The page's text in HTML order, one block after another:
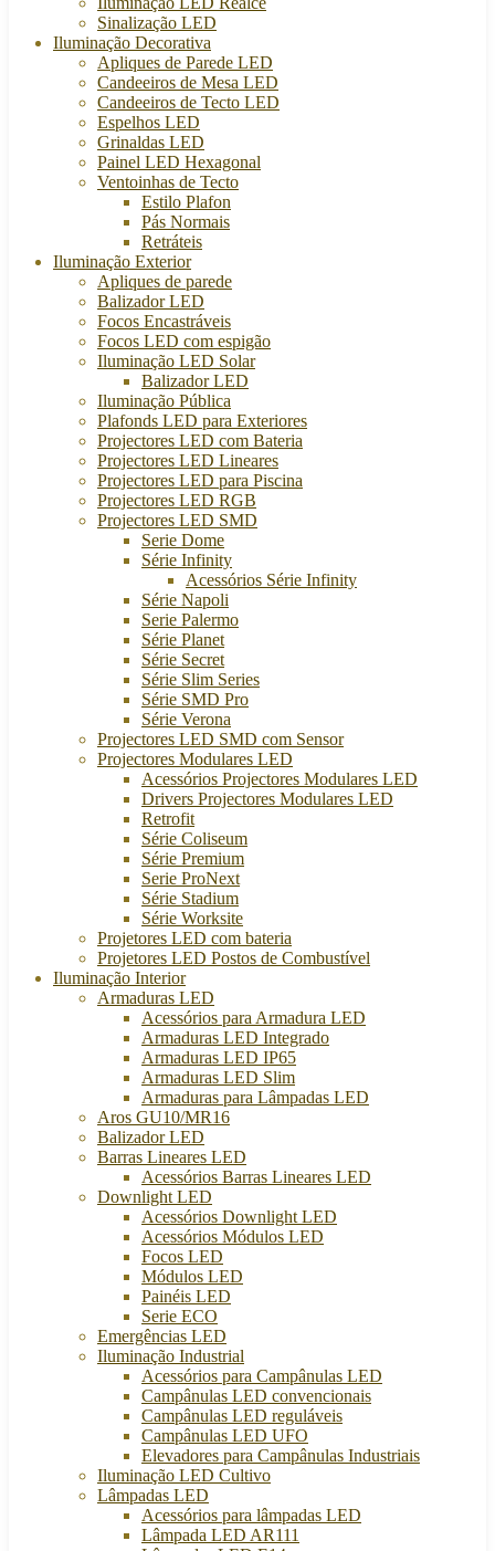
Sinalização LED
Iluminação Decorativa
Apliques de Parede LED
Candeeiros de Mesa LED
Candeeiros de Tecto LED
Espelhos LED
Grinaldas LED
Painel LED Hexagonal
Ventoinhas de Tecto
Estilo Plafon
Pás Normais
Retráteis
Iluminação Exterior
Apliques de parede
Balizador LED
Focos Encastráveis
Focos LED com espigão
Iluminação LED Solar
Balizador LED
Iluminação Pública
Plafonds LED para Exteriores
Projectores LED com Bateria
Projectores LED Lineares
Projectores LED para Piscina
Projectores LED RGB
Projectores LED SMD
Serie Dome
Série Infinity
Acessórios Série Infinity
Série Napoli
Serie Palermo
Série Planet
Série Secret
Série Slim Series
Série SMD Pro
Série Verona
Projectores LED SMD com Sensor
Projectores Modulares LED
Acessórios Projectores Modulares LED
Drivers Projectores Modulares LED
Retrofit
Série Coliseum
Série Premium
Serie ProNext
Série Stadium
Série Worksite
Projetores LED com bateria
Projetores LED Postos de Combustível
Iluminação Interior
Armaduras LED
Acessórios para Armadura LED
Armaduras LED Integrado
Armaduras LED IP65
Armaduras LED Slim
Armaduras para Lâmpadas LED
Aros GU10/MR16
Balizador LED
Barras Lineares LED
Acessórios Barras Lineares LED
Downlight LED
Acessórios Downlight LED
Acessórios Módulos LED
Focos LED
Módulos LED
Painéis LED
Serie ECO
Emergências LED
Iluminação Industrial
Acessórios para Campânulas LED
Campânulas LED convencionais
Campânulas LED reguláveis
Campânulas LED UFO
Elevadores para Campânulas Industriais
Iluminação LED Cultivo
Lâmpadas LED
Acessórios para lâmpadas LED
Lâmpada LED AR111